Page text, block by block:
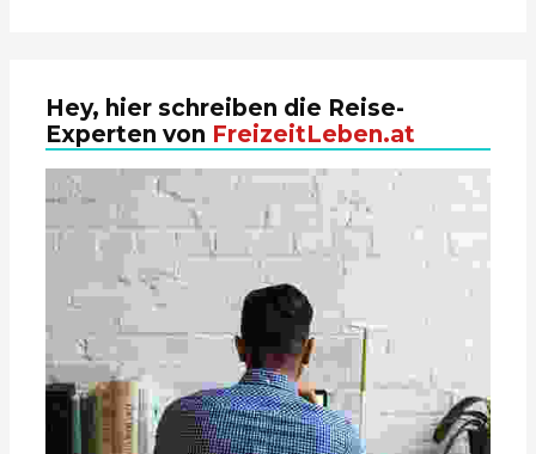
Hey, hier schreiben die Reise-
Experten von FreizeitLeben.at